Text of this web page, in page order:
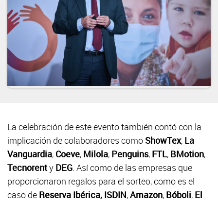
La celebración de este evento también contó con la
implicación de colaboradores como ShowTex, La
Vanguardia, Coeve, Milola, Penguins, FTL, BMotion,
Tecnorenty DEG. Así como de las empresas que
proporcionaron regalos para el sorteo, como es el
caso de Reserva Ibérica, ISDIN,Amazon, Bóboli, El